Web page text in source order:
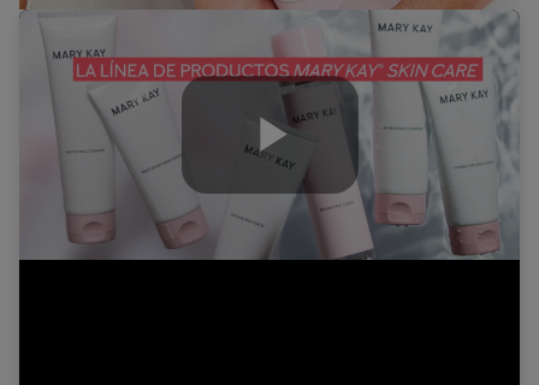
Play